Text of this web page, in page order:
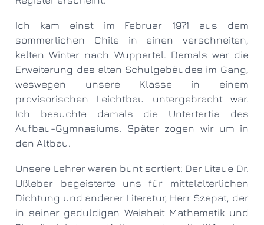
Ich kam einst im Februar 1971 aus dem
sommerlichen Chile in einen verschneiten,
kalten Winter nach Wuppertal. Damals war die
Erweiterung des alten Schulgebäudes im Gang,
weswegen unsere Klasse in einem
provisorischen Leichtbau untergebracht war.
Ich besuchte damals die Untertertia des
Aufbau-Gymnasiums. Später zogen wir um in
den Altbau.
Unsere Lehrer waren bunt sortiert: Der Litaue Dr.
Ußleber begeisterte uns für mittelalterlichen
Dichtung und anderer Literatur, Herr Szepat, der
in seiner geduldigen Weisheit Mathematik und